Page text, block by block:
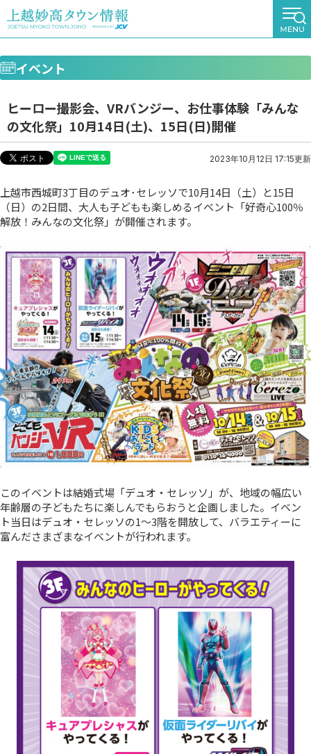
イベント
ヒーロー撮影会、VRバンジー、お仕事体験「みんな
の文化祭」10月14日(土)、15日(日)開催
2023年10月12日 17:15更新
上越市西城町3丁目のデュオ･セレッソで10月14日（土）と15日
（日）の2日間、大人も子どもも楽しめるイベント「好奇心100％
解放！みんなの文化祭」が開催されます。
このイベントは結婚式場「デュオ・セレッソ」が、地域の幅広い
年齢層の子どもたちに楽しんでもらおうと企画しました。イベン
ト当日はデュオ・セレッソの1～3階を開放して、バラエティーに
富んださまざまなイベントが行われます。